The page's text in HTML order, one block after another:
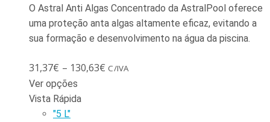
O Astral Anti Algas Concentrado da AstralPool oferece
uma proteção anta algas altamente eficaz, evitando a
sua formação e desenvolvimento na água da piscina.
31,37€ – 130,63€ C/IVA
Ver opções
Vista Rápida
"5 L"